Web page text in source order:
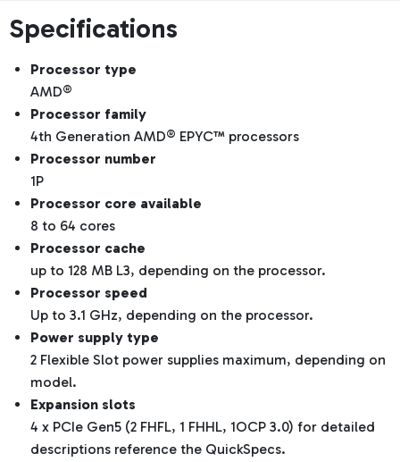
Specifications
Processor type
AMD®
Processor family
4th Generation AMD® EPYC™ processors
Processor number
1P
Processor core available
8 to 64 cores
Processor cache
up to 128 MB L3, depending on the processor.
Processor speed
Up to 3.1 GHz, depending on the processor.
Power supply type
2 Flexible Slot power supplies maximum, depending on
model.
Expansion slots
4 x PCIe Gen5 (2 FHFL, 1 FHHL, 1OCP 3.0) for detailed
descriptions reference the QuickSpecs.